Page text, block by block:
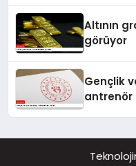
Altının
görüyor
Gençlik